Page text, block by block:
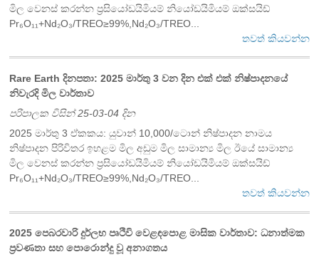
මිල වෙනස් කරන්න ප්‍රසියෝඩයිමියම් නියෝඩයිමියම් ඔක්සයිඩ්
Pr₆O₁₁+Nd₂O₃/TREO≥99%,Nd₂O₃/TREO...
තවත් කියවන්න
Rare Earth දිනපතා: 2025 මාර්තු 3 වන දින එක් එක් නිෂ්පාදනයේ
නිවැරදි මිල වාර්තාව
පරිපාලක විසින් 25-03-04 දින
2025 මාර්තු 3 ඒකකය: යුවාන් 10,000/ටොන් නිෂ්පාදන නාමය
නිෂ්පාදන පිරිවිතර ඉහළම මිල අඩුම මිල සාමාන්‍ය මිල ඊයේ සාමාන්‍ය
මිල වෙනස් කරන්න ප්‍රසියෝඩයිමියම් නියෝඩයිමියම් ඔක්සයිඩ්
Pr₆O₁₁+Nd₂O₃/TREO≥99%,Nd₂O₃/TREO...
තවත් කියවන්න
2025 පෙබරවාරි දුර්ලභ පෘථිවි වෙළඳපොළ මාසික වාර්තාව: ධනාත්මක
ප්‍රවණතා සහ පොරොන්දු වූ අනාගතය